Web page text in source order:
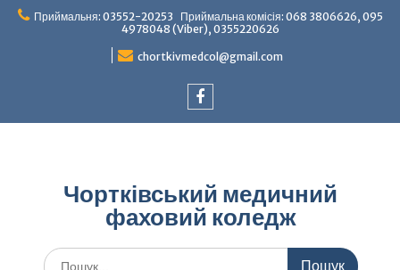
ПерейтиПриймальня: 03552-20253 Приймальна комісія: 068 3806626, 095
4978048 (Viber), 0355220626
chortkivmedcol@gmail.com
Чортківський медичний
фаховий коледж
Шукати: